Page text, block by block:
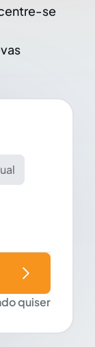
se
quiser